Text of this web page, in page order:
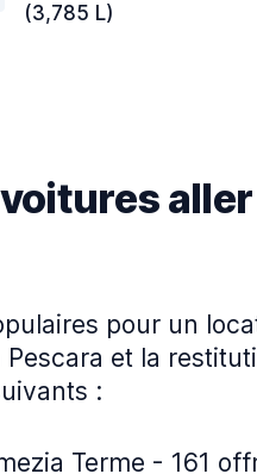
(3,785 L)
pour un
et la
:
Terme - 161